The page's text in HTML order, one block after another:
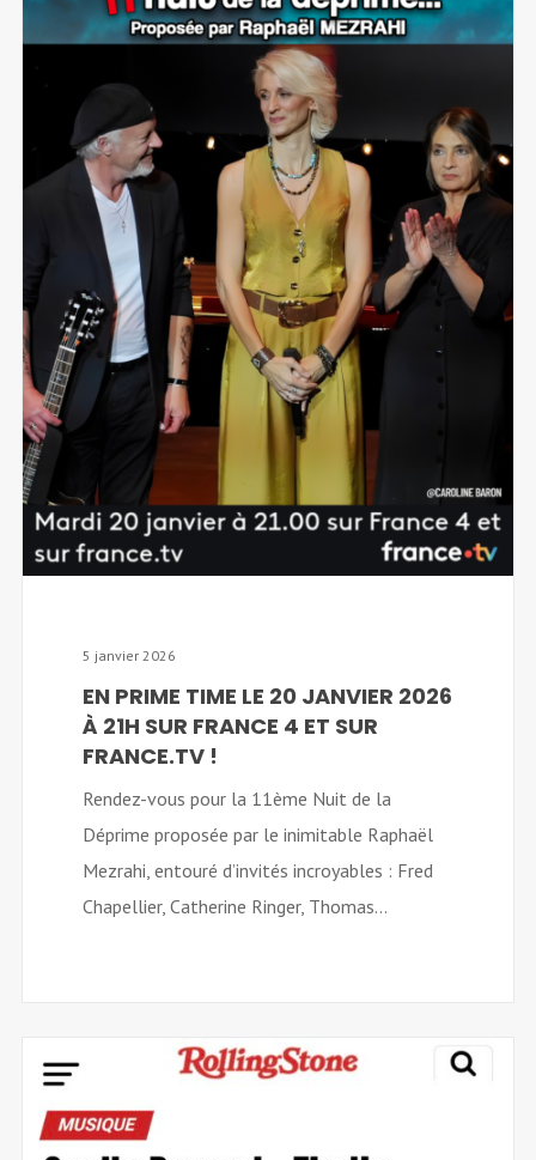
5 janvier 2026
EN PRIME TIME LE 20 JANVIER 2026
À 21H SUR FRANCE 4 ET SUR
FRANCE.TV !
Rendez-vous pour la 11ème Nuit de la
Déprime proposée par le inimitable Raphaël
Mezrahi, entouré d’invités incroyables : Fred
Chapellier, Catherine Ringer, Thomas...